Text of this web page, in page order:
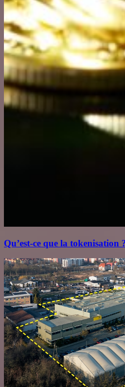
Qu’est‑ce que la tokenisation